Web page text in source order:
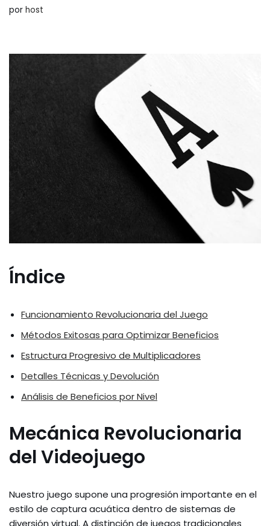
por host
Índice
Funcionamiento Revolucionaria del Juego
Métodos Exitosas para Optimizar Beneficios
Estructura Progresivo de Multiplicadores
Detalles Técnicas y Devolución
Análisis de Beneficios por Nivel
Mecánica Revolucionaria
del Videojuego
Nuestro juego supone una progresión importante en el
estilo de captura acuática dentro de sistemas de
diversión virtual. A distinción de juegos tradicionales